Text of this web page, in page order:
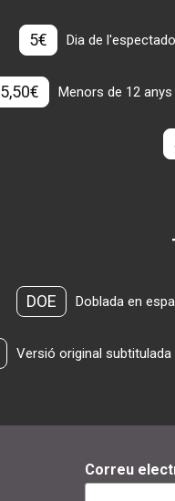
5€ Dia de
5,50€ Menors de 12 anys
DOE Doblada en
Versió original subtitulada
Correu